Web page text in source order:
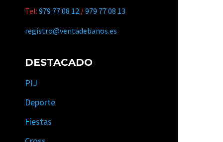
Tel: 979 77 08 12 /979 77 08 13
registro@ventadebanos.es
DESTACADO
PIJ
Deporte
Fiestas